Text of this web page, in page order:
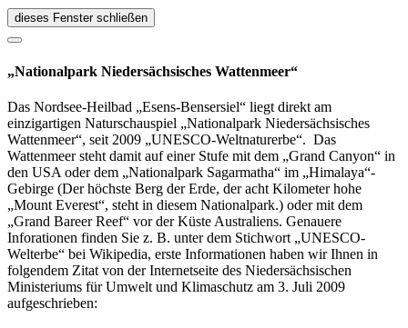
dieses Fenster schließen
„Nationalpark Niedersächsisches Wattenmeer“
Das Nordsee-Heilbad „Esens-Bensersiel“ liegt direkt am
einzigartigen Naturschauspiel „Nationalpark Niedersächsisches
Wattenmeer“, seit 2009 „UNESCO-Weltnaturerbe“. Das
Wattenmeer steht damit auf einer Stufe mit dem „Grand Canyon“ in
den USA oder dem „Nationalpark Sagarmatha“ im „Himalaya“-
Gebirge (Der höchste Berg der Erde, der acht Kilometer hohe
„Mount Everest“, steht in diesem Nationalpark.) oder mit dem
„Grand Bareer Reef“ vor der Küste Australiens. Genauere
Inforationen finden Sie z. B. unter dem Stichwort „UNESCO-
Welterbe“ bei Wikipedia, erste Informationen haben wir Ihnen in
folgendem Zitat von der Internetseite des Niedersächsischen
Ministeriums für Umwelt und Klimaschutz am 3. Juli 2009
aufgeschrieben: